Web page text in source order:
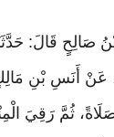
صَالِحٍ قَالَ:
عَنْ أَنَسِ بْنِ
ثُمَّ رَقِيَ